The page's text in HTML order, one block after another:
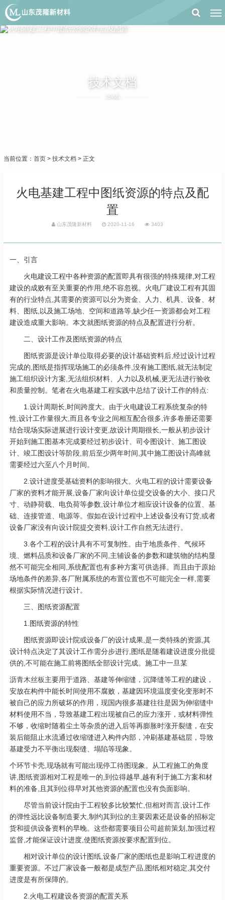
技术文档
JSWD
当前位置： 首页 > 技术文档 > 正文
火电基建工程中图纸资源的特点及配
置
山东茂隆新材料 2020-11-16 3403
一、引言
火电建设工程中各种资源的配置即具有很强的特殊规律,对工程
建设的成败有至关重要的作用,绝不容忽视。火电厂建设工程有其固
有的行业特点,其需要的资源可以分为资金、人力、机具、设备、材
料、图纸,以及施工场地、空间和道路等,缺少任一资源都会对工程
建设造成重大影响。本文就图纸资源的特点及配置进行分析。
二、设计工作及图纸资源的特点
图纸资源是设计单位取得必要的设计基础资料后,经过设计过程
完成的,图纸是指挥现场施工的必须条件,没有施工图纸,就无法制定
施工组织设计方案,无法组织材料、人力以及机械,更无法进行验收
和质量控制。笔者在火电基建工程实践中总结了设计工作的特点:
1.设计周期长,时间跨度大。由于火电建设工程系统复杂的特
性,设计工作量很大,而且各专业之间相互配合很多,许多卷册还需要
结合现场实际进展进行设计变更,故设计周期很长,一般从初步设计
开始到施工图基本完成要经过初步设计、司令图设计、施工图设
计、竣工图设计等阶段,前后至少两年时间,其中施工图设计高峰就
需要经过六至八个月时间。
2.设计进度受基础资料的影响很大。火电工程的设计需要设备
厂家的资料才能开展,设备厂家向设计单位提交设备的大小、接口尺
寸、动静荷载、电负荷等参数,设计单位才相应设计设备的位置、基
础、连接管道、电源等。假如在设计过程中上述设备没有订货,或者
设备厂家没有向设计院提交资料,设计工作自然无法进行。
3.各个工程的设计具有不可复制性。由于地质条件、气候环
境、燃料品质和设备厂家的不同,主辅设备的参数和建筑物的结构显
然不可能完全相同,系统配置也有多种方案可供选择。而且由于原始
场地条件的差异,各厂附属系统的布置位置也不可能完全一样,需要
根据实际情况进行设计。
三、图纸资源配置
1.图纸资源的特性
图纸资源即设计院或设备厂的设计成果,是一类特殊的资源,其
设计特点决定了其设计工作需分步进行,图纸是随着建设进度分批提
供的,不可能在施工前将图纸全部设计完成。施工中一旦某
沥青木丝板主要用于道路、基建等伸缩缝，沉降缝等工程的建设，
安放在构件中能长时间使用不腐败，基建因环境温度变化变形时不
被自己的应力所破坏的作用，现国内很多基建往往是因为伸缩缝中
材料使用不当，导致基建工程出现被自己的应力涨开，或材料弹性
不够，收缩时随着尘土等杂质的进入后等再膨胀时涨开裂缝，在安
装后能阻止水流通过收缩缝进入构件内部，冲刷基建基础层，导致
基建受力不平衡出现裂缝、塌陷等现象。
个环节卡壳,现场就有可能出现停工待图现象。从工程施工的角度
讲,图纸资源相对工程是唯一的,到位得越早,越有利于施工方案和材
料的准备,且其到位得早对其他资源的配置也没有负面影响。
尽管当前设计院由于工程较多比较繁忙,但相对而言,设计工作
的弹性远比设备制造要大,制约其到位的主要因素还是设备的招标定
货和提供设备资料的早晚。这些都需要项目公司超前策划,加强过程
监督,才能保证设计进度,使图纸资源按要求配置到位。
相对设计单位的设计图纸,设备厂家的图纸也是影响工程进度的
重要资源。不过厂家设备一般都是成型产品,图纸相对稳定,其交付
进度是有所保障的。
2.火电工程建设各资源的配置关系